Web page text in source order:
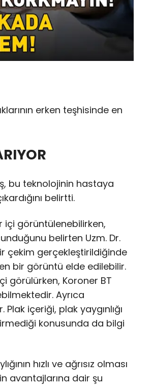
erken teşhisinde en
bu teknolojinin hastaya
belirtti.
görüntülenebilirken,
belirten Uzm. Dr.
çekim gerçekleştirildiğinde
bir görüntü elde edilebilir.
görülürken, Koroner BT
Ayrıca
içeriği, plak yaygınlığı
konusunda da bilgi
hızlı ve ağrısız olması
avantajlarına dair şu